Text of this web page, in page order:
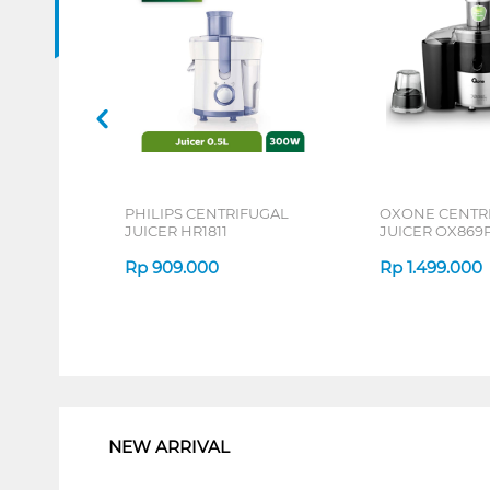
PHILIPS CENTRIFUGAL
JUICER HR1811
Rp 909.000
OXONE
JUICER
Rp 1.499.000
NEW ARRIVAL